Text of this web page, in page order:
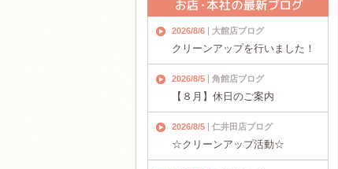
2026/8/6 大館店ブログ
クリーンアップを行いました！
2026/8/5 角館店ブログ
【８月】休日のご案内
2026/8/5 仁井田店ブログ
☆クリーンアップ活動☆